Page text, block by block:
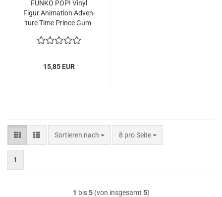
FUNKO POP! Vinyl
Figur Ani­ma­ti­on Ad­ven­
ture Time Prince Gum­
15,85 EUR
Sortieren nach
Sortieren nach 8 pro Seite
pro Seite
1
1 bis5(von insgesamt 5)